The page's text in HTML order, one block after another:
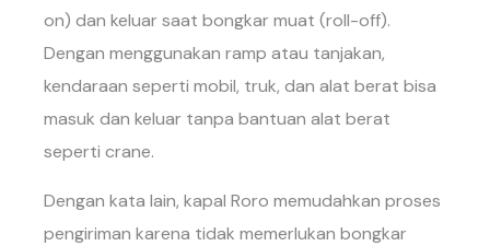
on) dan keluar saat bongkar muat (roll-off).
Dengan menggunakan ramp atau tanjakan,
kendaraan seperti mobil, truk, dan alat berat bisa
masuk dan keluar tanpa bantuan alat berat
seperti crane.
Dengan kata lain, kapal Roro memudahkan proses
pengiriman karena tidak memerlukan bongkar